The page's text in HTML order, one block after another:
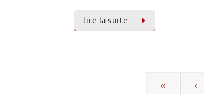
lire la suite…
« ‹